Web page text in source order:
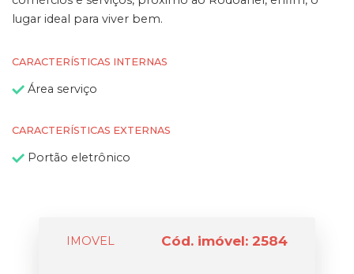
lugar ideal para viver bem.
CARACTERÍSTICAS INTERNAS
Área serviço
CARACTERÍSTICAS EXTERNAS
Portão eletrônico
IMOVEL Cód. imóvel: 2584